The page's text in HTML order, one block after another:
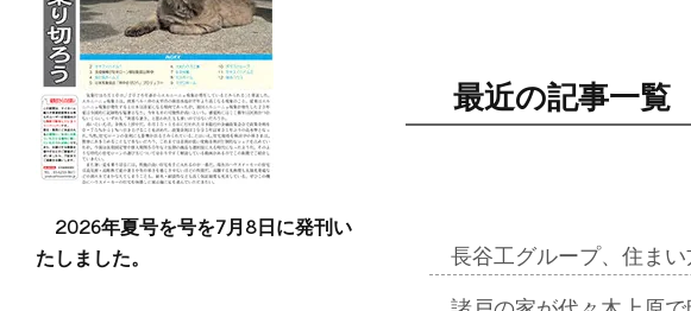
最近の記事一覧
長谷工グループ、住ま
2026年夏号を号を7月8日に発刊い
たしました。